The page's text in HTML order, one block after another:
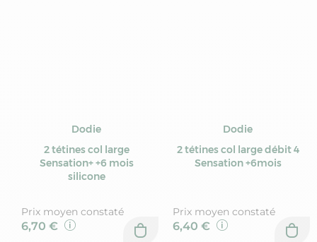
Dodie
2 tétines col large
Sensation+ +6 mois
silicone
Prix moyen constaté
6,70 €
Dodie
2 tétines col large débit 4
Sensation +6mois
Prix moyen constaté
6,40 €